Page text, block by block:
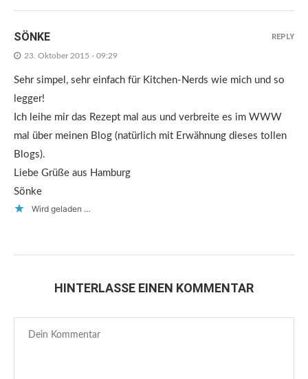
SÖNKE
23. Oktober 2015 - 09:29
Sehr simpel, sehr einfach für Kitchen-Nerds wie mich und so
legger!
Ich leihe mir das Rezept mal aus und verbreite es im WWW
mal über meinen Blog (natürlich mit Erwähnung dieses tollen
Blogs).
Liebe Grüße aus Hamburg
Sönke
Wird geladen …
REPLY
HINTERLASSE EINEN KOMMENTAR